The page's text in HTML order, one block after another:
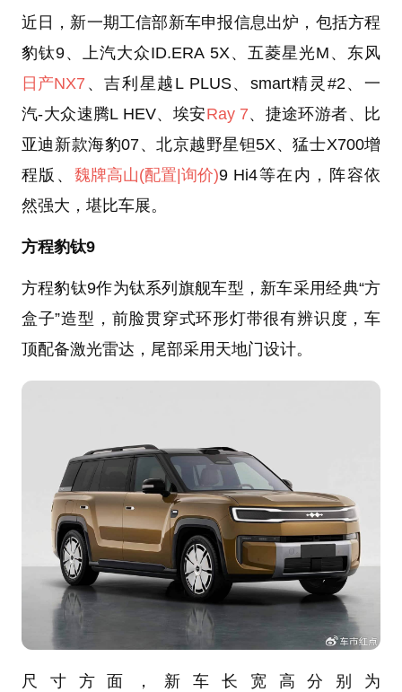
近日，新一期工信部新车申报信息出炉，包括方程
豹钛9、上汽大众ID.ERA 5X、五菱星光M、东风
日产NX7 、吉利星越L PLUS、smart精灵#2、一
汽-大众速腾L HEV、埃安Ray 7、捷途环游者、比
亚迪新款海豹07、北京越野星钽5X、猛士X700增
程版、 魏牌高山(配置 |询价)9 Hi4等在内，阵容依
然强大，堪比车展。
方程豹钛9
方程豹钛9作为钛系列旗舰车型，新车采用经典“方
盒子”造型，前脸贯穿式环形灯带很有辨识度，车
顶配备激光雷达，尾部采用天地门设计。
尺寸方面，新车长宽高分别为